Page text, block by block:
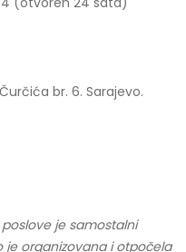
br. 6. Sarajevo.
je samostalni
je organizovana i otpočela